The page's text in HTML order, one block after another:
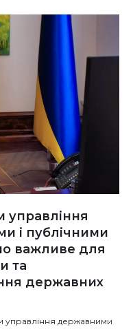
управління
і публічними
важливе для
та
державних
управління державними